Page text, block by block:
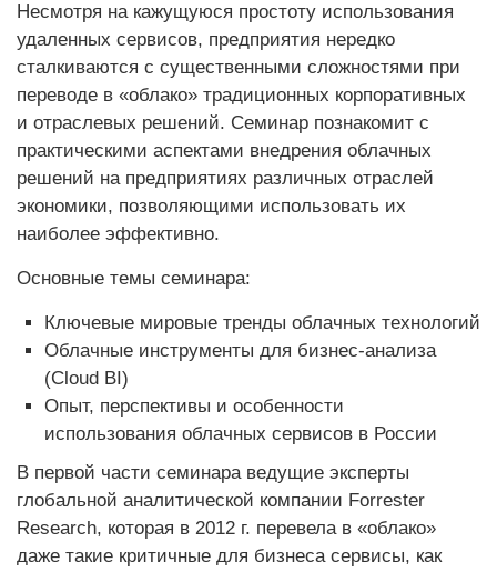
Несмотря на кажущуюся простоту использования
удаленных сервисов, предприятия нередко
сталкиваются с существенными сложностями при
переводе в «облако» традиционных корпоративных
и отраслевых решений. Семинар познакомит с
практическими аспектами внедрения облачных
решений на предприятиях различных отраслей
экономики, позволяющими использовать их
наиболее эффективно.
Основные темы семинара:
Ключевые мировые тренды облачных технологий
Облачные инструменты для бизнес-анализа
(Cloud BI)
Опыт, перспективы и особенности
использования облачных сервисов в России
В первой части семинара ведущие эксперты
глобальной аналитической компании Forrester
Research, которая в 2012 г. перевела в «облако»
даже такие критичные для бизнеса сервисы, как